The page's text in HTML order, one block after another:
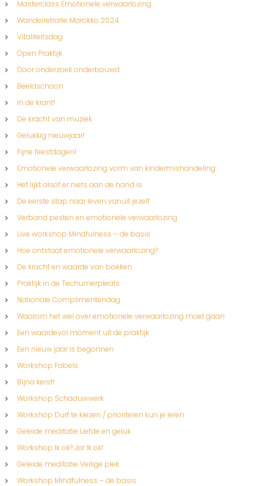
Masterclass Emotionele verwaarlozing
Wandelretraite Marokko 2024
Vitaliteitsdag
Open Praktijk
Door onderzoek onderbouwd
Beeldschoon
In de krant!
De kracht van muziek
Gelukkig nieuwjaar!
Fijne feestdagen!
Emotionele verwaarlozing vorm van kindermishandeling
Het lijkt alsof er niets aan de hand is
De eerste stap naar leven vanuit jezelf
Verband pesten en emotionele verwaarlozing
Live workshop Mindfulness – de basis
Hoe ontstaat emotionele verwaarlozing?
De kracht en waarde van boeken
Praktijk in de Techumerpleats
Nationale Complimentendag
Waarom het wel over emotionele verwaarlozing moet gaan
Een waardevol moment uit de praktijk
Een nieuw jaar is begonnen
Workshop Fabels
Bijna kerst!
Workshop Schaduwwerk
Workshop Durf te kiezen / prioriteren kun je leren
Geleide meditatie Liefde en geluk
Workshop Ik ok? Ja! Ik ok!
Geleide meditatie Veilige plek
Workshop Mindfulness – de basis